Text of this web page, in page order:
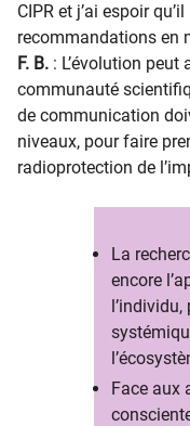
CIPR et j’ai espoir
recommandations en
F. B. : L’évolution peut
communauté
de communication
niveaux, pour faire
radioprotection de
La
encore
Face aux